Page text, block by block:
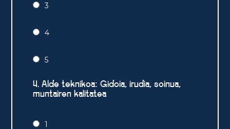
3
4
5
4. Alde teknikoa: Gidoia, irudia, soinua,
muntairen kalitatea
1